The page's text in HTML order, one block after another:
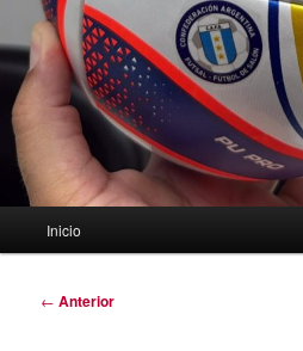
Inicio
Navegación
← Anterior